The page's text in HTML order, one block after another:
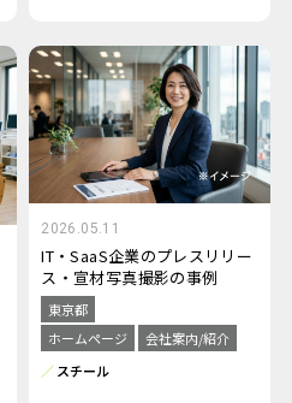
2026.05.11
IT・SaaS企業のプレスリリー
ス・宣材写真撮影の事例
東京都
ホームページ
会社案内/紹介
スチール